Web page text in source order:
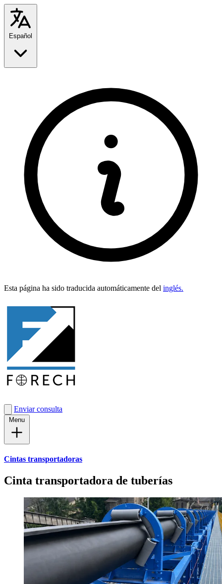
Esta pági­na ha sido tra­duci­da automáti­ca­mente del inglés.
Enviar consulta
Cintas transportadoras
Cinta transportadora de tuberías